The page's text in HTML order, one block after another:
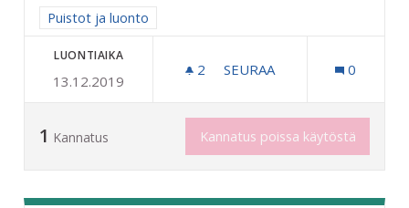
Rajaa tulokset aihepiirin mukaan: Puistot ja luonto
Puistot ja luonto
LUONTIAIKA
13.12.2019
2 2 SEURAAJAA
SEURAA 0
1 Kannatus Kannatus poissa käytöstä